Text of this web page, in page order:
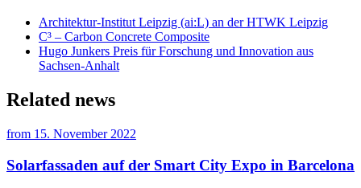
Architektur-Institut Leipzig (ai:L) an der HTWK Leipzig
C³ – Carbon Concrete Composite
Hugo Junkers Preis für Forschung und Innovation aus
Sachsen-Anhalt
Related news
from 15. November 2022
Solarfassaden auf der Smart City Expo in Barcelona